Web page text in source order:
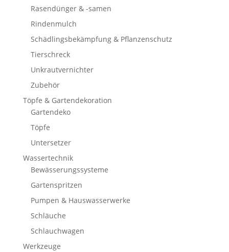
Rasendünger & -samen
Rindenmulch
Schädlingsbekämpfung & Pflanzenschutz
Tierschreck
Unkrautvernichter
Zubehör
Töpfe & Gartendekoration
Gartendeko
Töpfe
Untersetzer
Wassertechnik
Bewässerungssysteme
Gartenspritzen
Pumpen & Hauswasserwerke
Schläuche
Schlauchwagen
Werkzeuge